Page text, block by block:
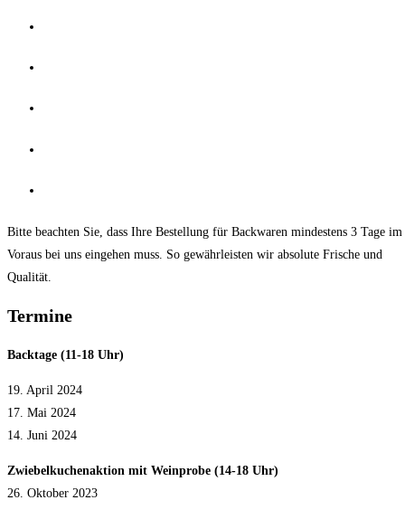
Bitte beachten Sie, dass Ihre Bestellung für Backwaren mindestens 3 Tage im
Voraus bei uns eingehen muss. So gewährleisten wir absolute Frische und
Qualität.
Termine
Backtage (11-18 Uhr)
19. April 2024
17. Mai 2024
14. Juni 2024
Zwiebelkuchenaktion mit Weinprobe (14-18 Uhr)
26. Oktober 2023